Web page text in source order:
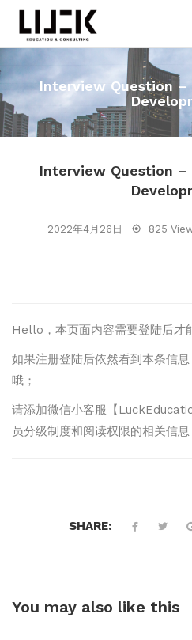
Interview Question –
Interview Question
2022年4月26日 825
Hello，本页面内容需要登陆后才
如果注册登陆后依然看到本条信
哦；
请添加微信小客服【
员分级制度和阅读权限的相关信息
SHARE:
You may also like this